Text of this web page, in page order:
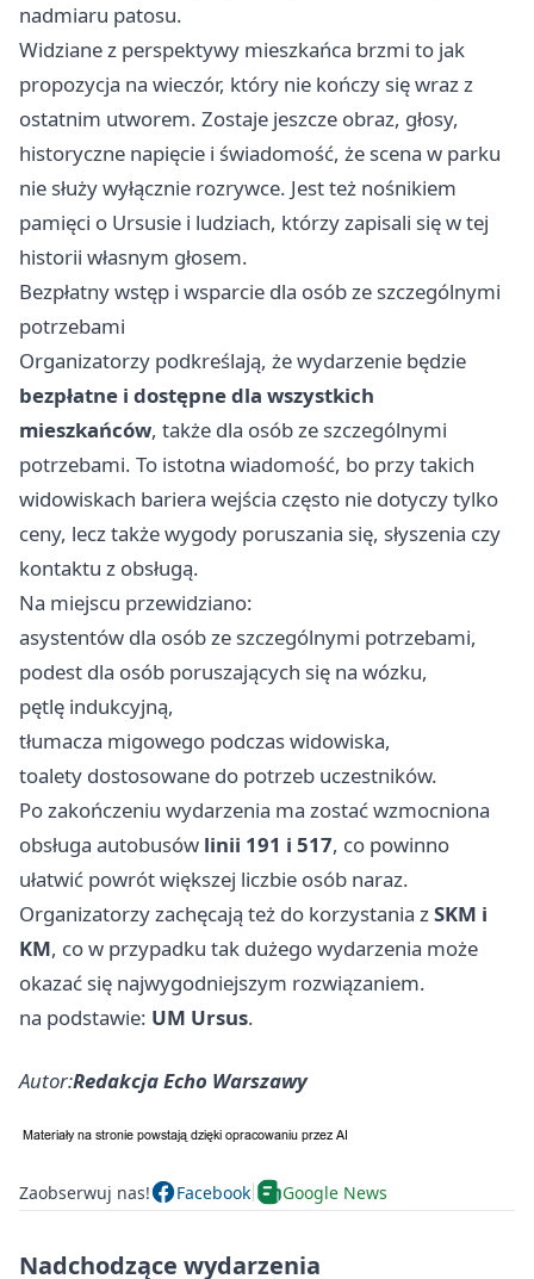
nadmiaru patosu.
Widziane z perspektywy mieszkańca brzmi to jak
propozycja na wieczór, który nie kończy się wraz z
ostatnim utworem. Zostaje jeszcze obraz, głosy,
historyczne napięcie i świadomość, że scena w parku
nie służy wyłącznie rozrywce. Jest też nośnikiem
pamięci o Ursusie i ludziach, którzy zapisali się w tej
historii własnym głosem.
Bezpłatny wstęp i wsparcie dla osób ze szczególnymi
potrzebami
Organizatorzy podkreślają, że wydarzenie będzie
bezpłatne i dostępne dla wszystkich
mieszkańców, także dla osób ze szczególnymi
potrzebami. To istotna wiadomość, bo przy takich
widowiskach bariera wejścia często nie dotyczy tylko
ceny, lecz także wygody poruszania się, słyszenia czy
kontaktu z obsługą.
Na miejscu przewidziano:
asystentów dla osób ze szczególnymi potrzebami,
podest dla osób poruszających się na wózku,
pętlę indukcyjną,
tłumacza migowego podczas widowiska,
toalety dostosowane do potrzeb uczestników.
Po zakończeniu wydarzenia ma zostać wzmocniona
obsługa autobusów linii 191 i 517, co powinno
ułatwić powrót większej liczbie osób naraz.
Organizatorzy zachęcają też do korzystania zSKM i
KM, co w przypadku tak dużego wydarzenia może
okazać się najwygodniejszym rozwiązaniem.
na podstawie: UM Ursus.
Autor:Redakcja Echo Warszawy
Zaobserwuj nas! Facebook Google News
Nadchodzące wydarzenia